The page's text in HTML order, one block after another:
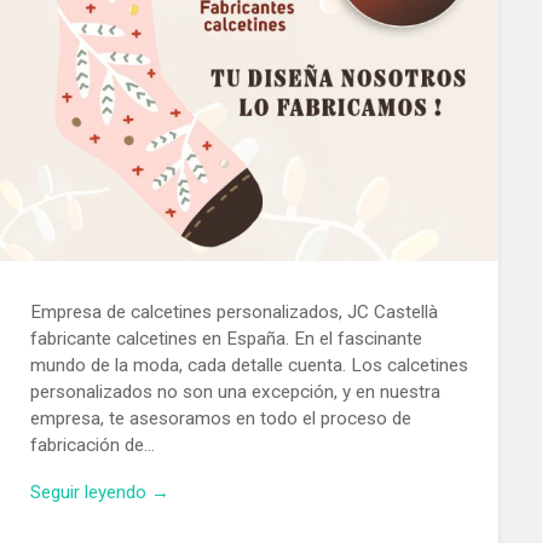
Empresa de calcetines personalizados, JC Castellà
fabricante calcetines en España. En el fascinante
mundo de la moda, cada detalle cuenta. Los calcetines
personalizados no son una excepción, y en nuestra
empresa, te asesoramos en todo el proceso de
fabricación de…
Seguir leyendo →